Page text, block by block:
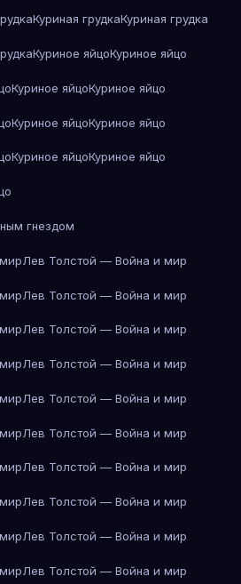
Куриная грудкаКуриная грудка
Куриное яйцоКуриное яйцо
Куриное яйцоКуриное яйцо
Куриное яйцоКуриное яйцо
Куриное яйцоКуриное яйцо
гнездом
Лев Толстой — Война и мир
Лев Толстой — Война и мир
Лев Толстой — Война и мир
Лев Толстой — Война и мир
Лев Толстой — Война и мир
Лев Толстой — Война и мир
Лев Толстой — Война и мир
Лев Толстой — Война и мир
Лев Толстой — Война и мир
Лев Толстой — Война и мир